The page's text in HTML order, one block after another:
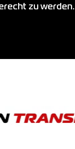
zu werden.